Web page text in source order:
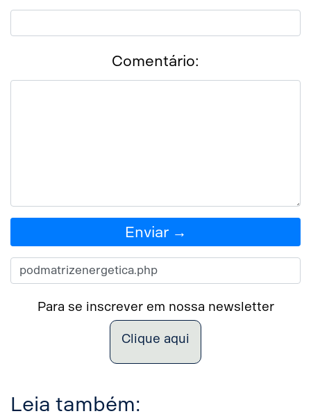
Comentário:
Enviar →
Para se inscrever em nossa newsletter
Clique aqui
Leia também: